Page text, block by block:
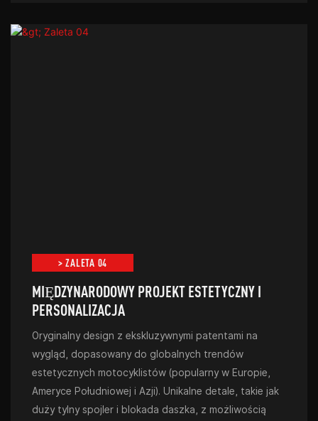
> ZALETA 04
MIĘDZYNARODOWY PROJEKT ESTETYCZNY I
PERSONALIZACJA
Oryginalny design z ekskluzywnymi patentami na
wygląd, dopasowany do globalnych trendów
estetycznych motocyklistów (popularny w Europie,
Ameryce Południowej i Azji). Unikalne detale, takie jak
duży tylny spojler i blokada daszka, z możliwością